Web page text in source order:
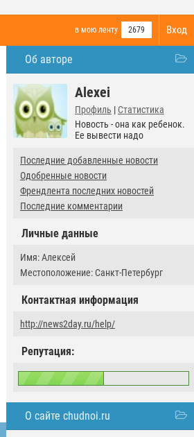
Вход
в мою ленту 2679
Об авторе
Alexei
Профиль | Статистика
Новость - она как ребенок.
Ее вывести надо
Последние добавленные новости
Одобренные новости
Френдлента последних новостей
Последние комментарии
Личные данные
Имя: Алексей
Местоположение: Санкт-Петербург
Контактная информация
http://news2day.ru/help/
Репутация:
О сайте chudnoi.ru